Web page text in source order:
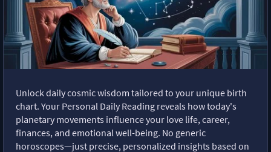
Unlock daily cosmic wisdom tailored to your unique birth
chart. Your Personal Daily Reading reveals how today's
planetary movements influence your love life, career,
finances, and emotional well-being. No generic
horoscopes—just precise, personalized insights based on